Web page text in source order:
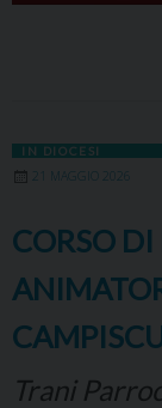
IN DIOCESI
21 MAGGIO 2026
CORSO DI
Trani